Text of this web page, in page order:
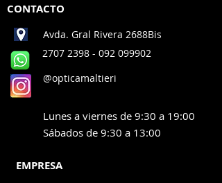
CONTACTO
Avda. Gral Rivera 2688Bis
2707 2398 - 092 099902
@opticamaltieri
Lunes a viernes de 9:30 a 19:00
Sábados de 9:30 a 13:00
EMPRESA